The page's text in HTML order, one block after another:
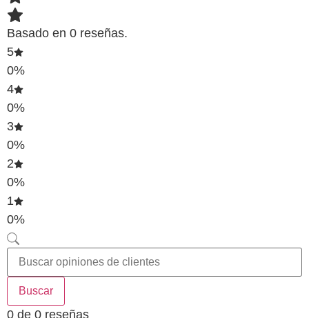
Basado en 0 reseñas.
5
0%
4
0%
3
0%
2
0%
1
0%
Buscar
0 de 0 reseñas